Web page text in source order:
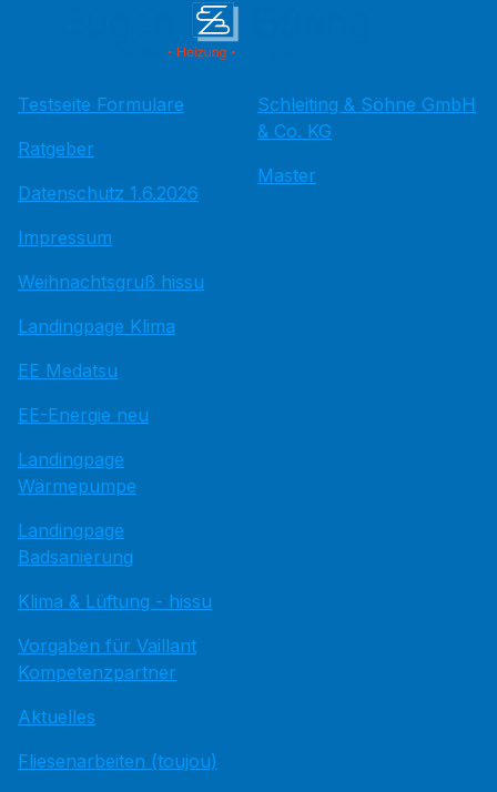
Testseite Formulare
Ratgeber
Datenschutz 1.6.2026
Impressum
Weihnachtsgruß hissu
Landingpage Klima
EE Medatsu
EE-Energie neu
Landingpage
Wärmepumpe
Landingpage
Badsanierung
Klima & Lüftung - hissu
Vorgaben für Vaillant
Kompetenzpartner
Aktuelles
Fliesenarbeiten (toujou)
Schleiting & Söhne GmbH
& Co. KG
Master